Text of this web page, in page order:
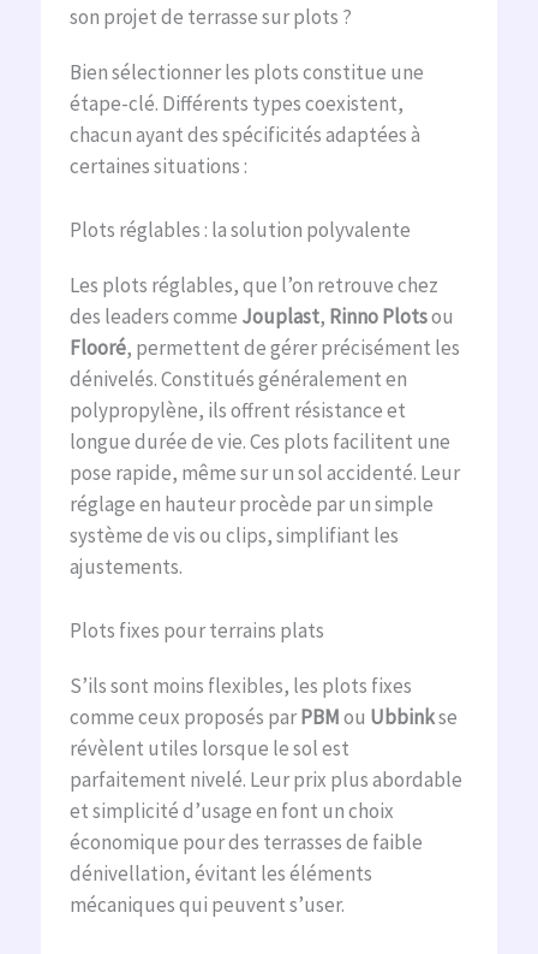
son projet de terrasse sur plots ?
Bien sélectionner les plots constitue une
étape-clé. Différents types coexistent,
chacun ayant des spécificités adaptées à
certaines situations :
Plots réglables : la solution polyvalente
Les plots réglables, que l’on retrouve chez
des leaders comme Jouplast, Rinno Plotsou
Flooré, permettent de gérer précisément les
dénivelés. Constitués généralement en
polypropylène, ils offrent résistance et
longue durée de vie. Ces plots facilitent une
pose rapide, même sur un sol accidenté. Leur
réglage en hauteur procède par un simple
système de vis ou clips, simplifiant les
ajustements.
Plots fixes pour terrains plats
S’ils sont moins flexibles, les plots fixes
comme ceux proposés parPBMou Ubbinkse
révèlent utiles lorsque le sol est
parfaitement nivelé. Leur prix plus abordable
et simplicité d’usage en font un choix
économique pour des terrasses de faible
dénivellation, évitant les éléments
mécaniques qui peuvent s’user.